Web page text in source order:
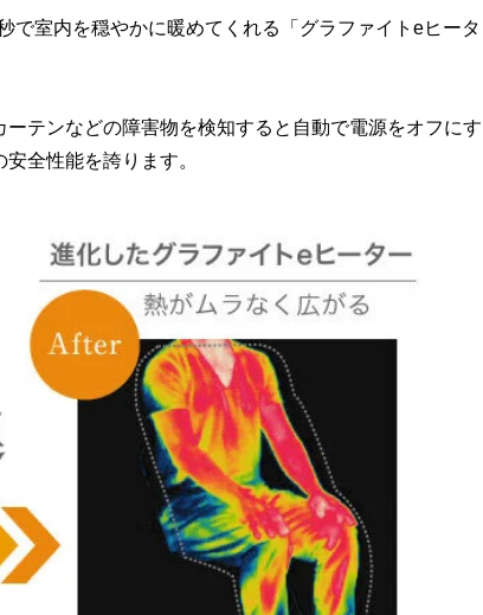
で室内を穏やかに暖めてくれる「グラファイトeヒータ
テンなどの障害物を検知すると自動で電源をオフにす
全性能を誇ります。